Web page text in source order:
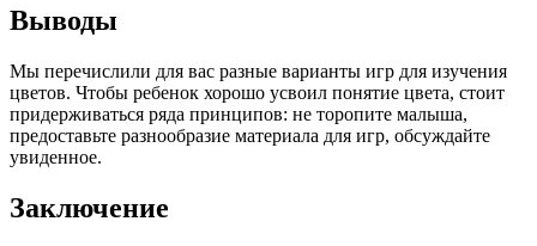
Выводы
Мы перечислили для вас разные варианты игр для изучения
цветов. Чтобы ребенок хорошо усвоил понятие цвета, стоит
придерживаться ряда принципов: не торопите малыша,
предоставьте разнообразие материала для игр, обсуждайте
увиденное.
Заключение